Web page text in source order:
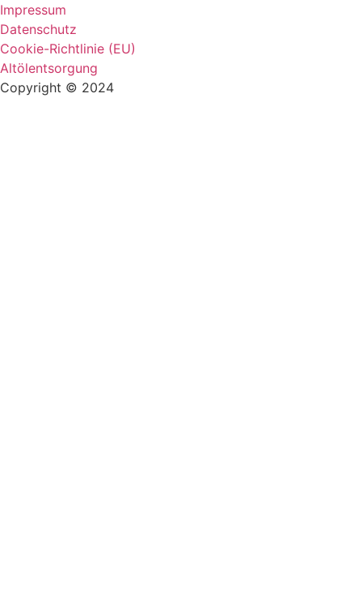
Impressum
Datenschutz
Cookie-Richtlinie (EU)
Altölentsorgung
Copyright © 2024